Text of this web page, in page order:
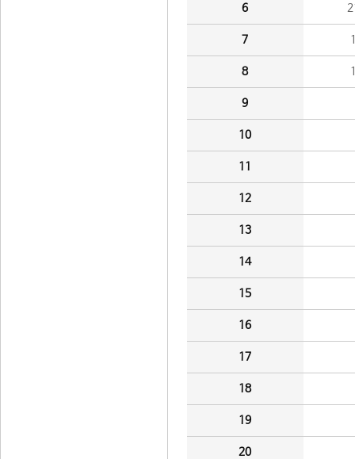
6
7
8
9
10
11
12
13
14
15
16
17
18
19
20